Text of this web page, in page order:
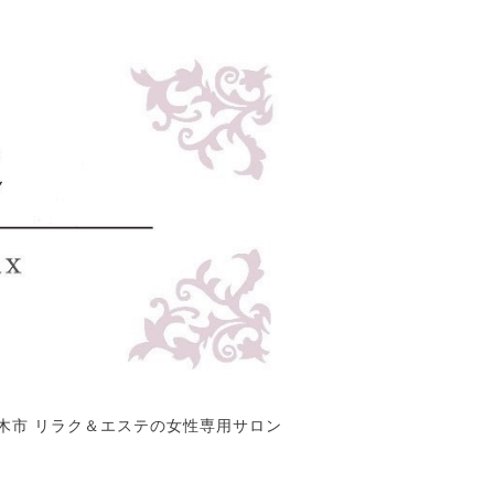
市 リラク＆エステの女性専用サロン